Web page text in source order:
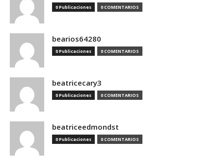
0 Publicaciones 0 COMENTARIOS
bearios64280
0 Publicaciones 0 COMENTARIOS
beatricecary3
0 Publicaciones 0 COMENTARIOS
beatriceedmondst
0 Publicaciones 0 COMENTARIOS